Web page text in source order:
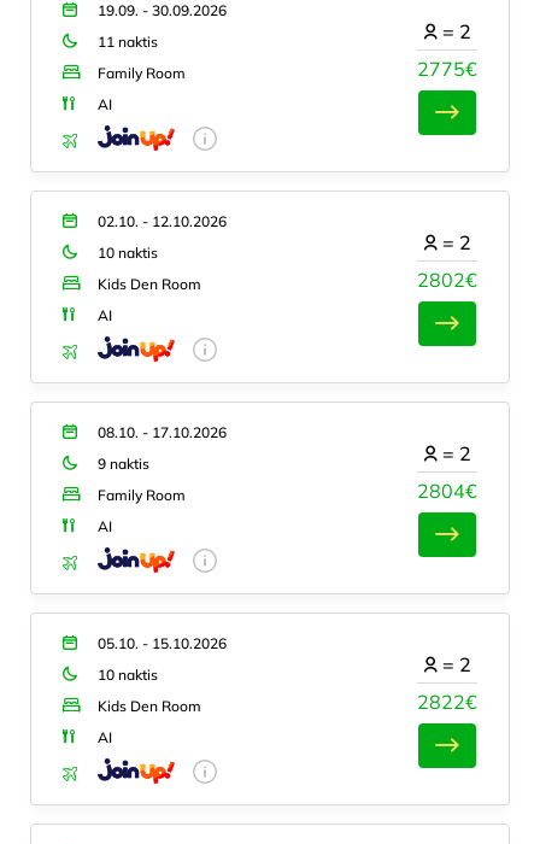
19.09. - 30.09.2026
11 naktis
Family Room
AI
2775€
= 2
02.10. - 12.10.2026
10 naktis
Kids Den Room
AI
2802€
= 2
08.10. - 17.10.2026
9 naktis
Family Room
AI
2804€
= 2
05.10. - 15.10.2026
10 naktis
Kids Den Room
AI
2822€
= 2